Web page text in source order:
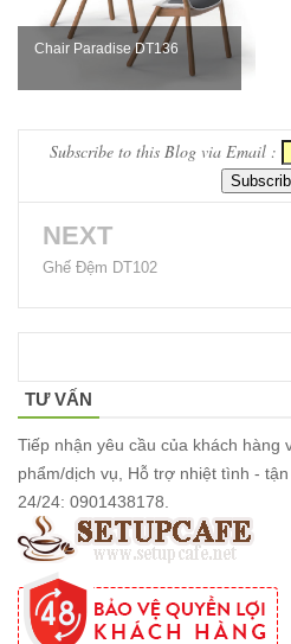
252
su chân sắt
Bộ bàn ghế
quán cafe
trà sữa nhà
cao su
ghế gỗ ash
247
Bàn ghế sắt
cho quán
cafe, quán
Chair Paradise DT136
Subscribe to this Blog via Email :
NEXT
Ghế Đệm DT102
TƯ VẤN
Tiếp nhận yêu cầu của khách hàng
phẩm/dịch vụ, Hỗ trợ nhiệt tình -
24/24: 0901438178.